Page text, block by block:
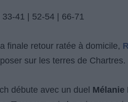
33-41 | 52-54 | 66-71
finale retour ratée à domicile,
sur les terres de Chartres.
débute avec un duel Mélanie